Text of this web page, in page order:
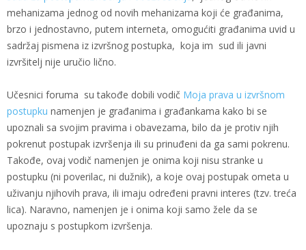
mehanizama jednog od novih mehanizama koji će građanima,
brzo i jednostavno, putem interneta, omogućiti građanima uvid u
sadržaj pismena iz izvršnog postupka, koja im sud ili javni
izvršitelj nije uručio lično.
Učesnici foruma su takođe dobili vodič Moja prava u izvršnom
postupku namenjen je građanima i građankama kako bi se
upoznali sa svojim pravima i obavezama, bilo da je protiv njih
pokrenut postupak izvršenja ili su prinuđeni da ga sami pokrenu.
Takođe, ovaj vodič namenjen je onima koji nisu stranke u
postupku (ni poverilac, ni dužnik), a koje ovaj postupak ometa u
uživanju njihovih prava, ili imaju određeni pravni interes (tzv. treća
lica). Naravno, namenjen je i onima koji samo žele da se
upoznaju s postupkom izvršenja.